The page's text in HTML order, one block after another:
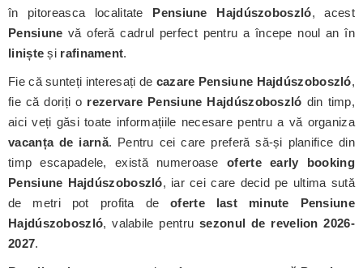
în pitoreasca localitate Pensiune Hajdúszoboszló, acest
Pensiune vă oferă cadrul perfect pentru a începe noul an în
liniște și rafinament.
Fie că sunteți interesați de cazare Pensiune Hajdúszoboszló,
fie că doriți o rezervare Pensiune Hajdúszoboszló din timp,
aici veți găsi toate informațiile necesare pentru a vă organiza
vacanța de iarnă. Pentru cei care preferă să-și planifice din
timp escapadele, există numeroaseoferte early booking
Pensiune Hajdúszoboszló, iar cei care decid pe ultima sută
de metri pot profita deoferte last minute Pensiune
Hajdúszoboszló, valabile pentrusezonul de revelion 2026-
2027.